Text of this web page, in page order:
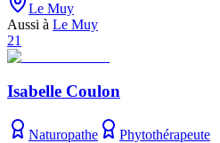
Le Muy
Aussi à Le Muy
21
Isabelle Coulon
Naturopathe
Phytothérapeute